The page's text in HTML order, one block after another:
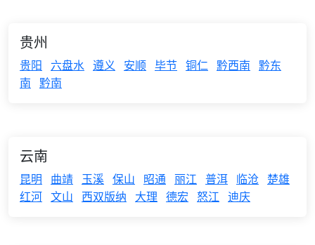
贵州
贵阳 六盘水 遵义 安顺 毕节 铜仁 黔西南 黔东
南 黔南
云南
昆明 曲靖 玉溪 保山 昭通 丽江 普洱 临沧
楚雄
红河 文山 西双版纳 大理 德宏 怒江 迪庆